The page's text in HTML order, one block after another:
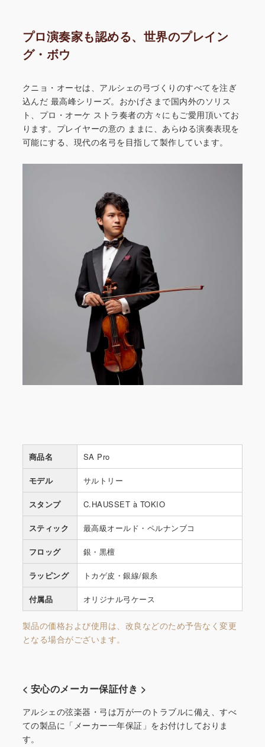
プロ演奏家も認める、世界のプレイン
グ・ボウ
クニョ・オーセは、アルシェの弓づくりのすべてを注ぎ
込んだ 最高峰シリーズ。おかげさまで国内外のソリス
ト、プロ・オーケ ストラ奏者の方々にもご愛用頂いてお
ります。プレイヤーの意の ままに、あらゆる演奏表現を
可能にする、現代の名弓を目指して製作しています。
商品名 SA Pro
モデル サルトリー
スタンプ C.HAUSSET à TOKIO
スティック 最高級オールド・ペルナンブコ
フロッグ 銀・黒檀
ラッピング トカゲ皮・銀線/銀糸
付属品 オリジナル弓ケース
製品の価格および使用は、改良などのため予告なく変更
となる場合がございます。
< 安心のメーカー保証付き >
アルシェの弦楽器・弓は万が一のトラブルに備え、すべ
ての製品に「メーカー一年保証」をお付けしておりま
す。